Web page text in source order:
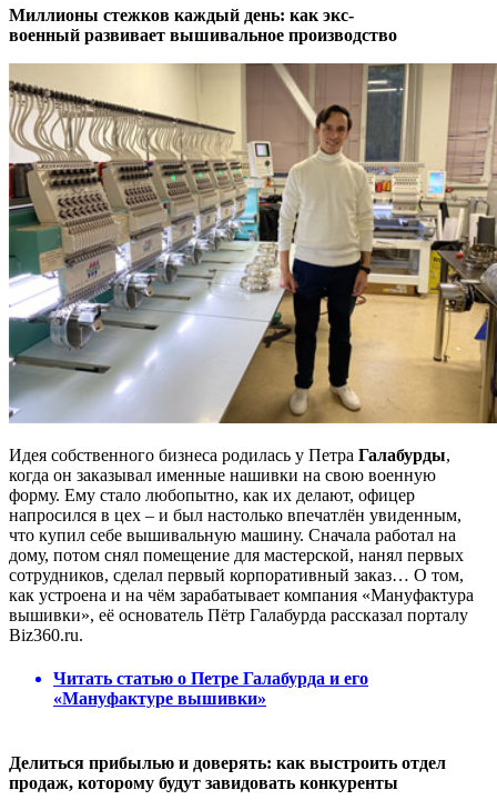
Миллионы стежков каждый день: как экс-
военный развивает вышивальное производство
Идея собственного бизнеса родилась у Петра Галабурды,
когда он заказывал именные нашивки на свою военную
форму. Ему стало любопытно, как их делают, офицер
напросился в цех – и был настолько впечатлён увиденным,
что купил себе вышивальную машину. Сначала работал на
дому, потом снял помещение для мастерской, нанял первых
сотрудников, сделал первый корпоративный заказ… О том,
как устроена и на чём зарабатывает компания «Мануфактура
вышивки», её основатель Пётр Галабурда рассказал порталу
Biz360.ru.
Читать статью о Петре Галабурда и его
«Мануфактуре вышивки»
Делиться прибылью и доверять: как выстроить отдел
продаж, которому будут завидовать конкуренты